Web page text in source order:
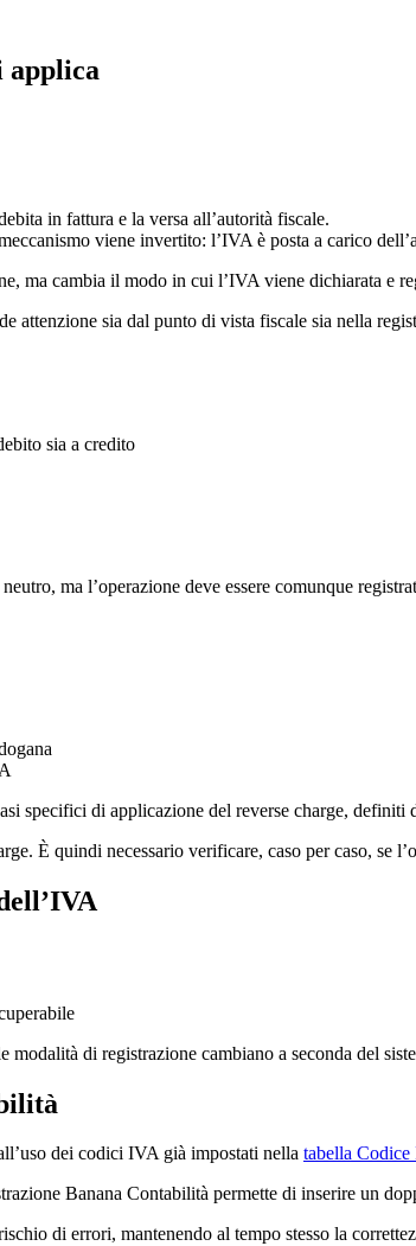
applica
in fattura e la versa all’autorità fiscale.
viene invertito: l’IVA è posta a carico
ma cambia il modo in cui l’IVA viene dichiarata e
attenzione sia dal punto di vista fiscale sia nella
sia a credito
ma l’operazione deve essere comunque
specifici di applicazione del reverse charge, definiti
È quindi necessario verificare, caso per caso, se
di registrazione cambiano a seconda del
dei codici IVA già impostati nella tabella
Banana Contabilità permette di inserire un
di errori, mantenendo al tempo stesso la